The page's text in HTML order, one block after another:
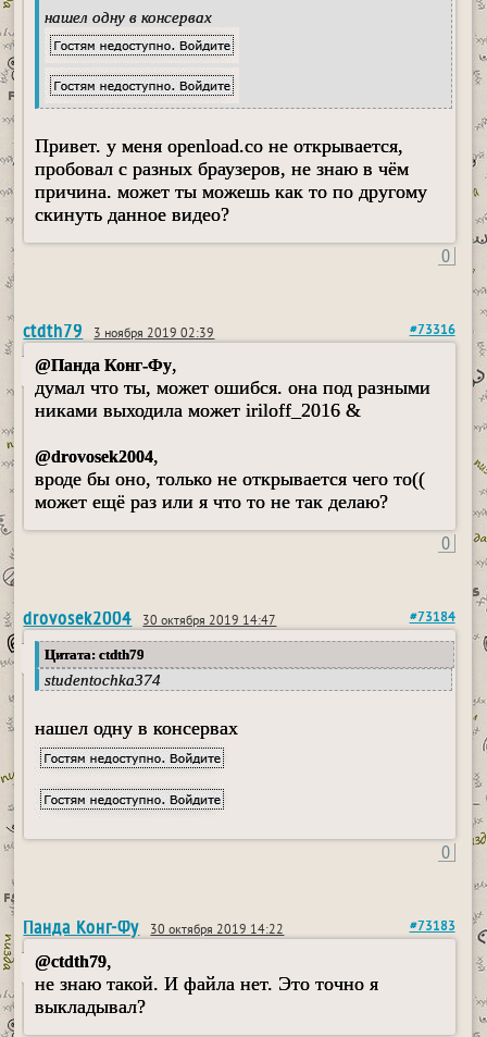
нашел одну в консервах
Привет. у меня openload.co не открывается,
пробовал с разных браузеров, не знаю в чём
причина. может ты можешь как то по другому
скинуть данное видео?
0
ctdth79 3 ноября 2019 02:39 #73316
@Панда Конг-Фу,
думал что ты, может ошибся. она под разными
никами выходила может iriloff_2016 &
@drovosek2004,
вроде бы оно, только не открывается чего то((
может ещё раз или я что то не так делаю?
0
drovosek2004 30 октября 2019 14:47 #73184
Цитата: ctdth79
studentochka374
нашел одну в консервах
0
Панда Конг-Фу 30 октября 2019 14:22 #73183
@ctdth79,
не знаю такой. И файла нет. Это точно я
выкладывал?